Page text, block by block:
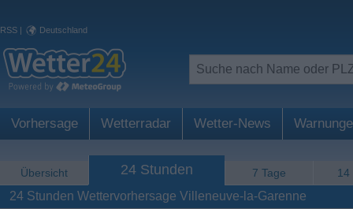
RSS | Deutschland
Vorhersage Wetterradar Wetter-News
Übersicht 24 Stunden 7 Tage 14
24 Stunden Wettervorhersage Villeneuve-la-Garenne